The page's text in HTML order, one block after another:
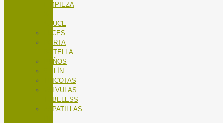
LIMPIEZA
SAUCE
LUCES
PORTA
BOTELLA
PUÑOS
SILLÍN
TRICOTAS
VALVULAS
TUBELESS
ZAPATILLAS